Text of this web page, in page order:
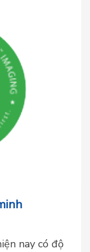
nay có độ